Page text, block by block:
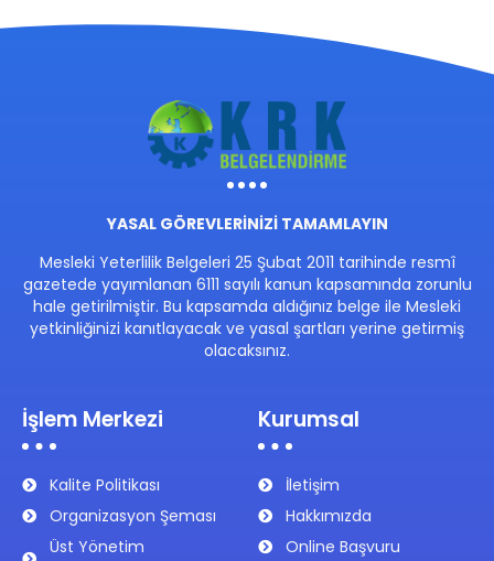
YASAL GÖREVLERİNİZİ TAMAMLAYIN
Mesleki Yeterlilik Belgeleri 25 Şubat 2011 tarihinde resmî
gazetede yayımlanan 6111 sayılı kanun kapsamında zorunlu
hale getirilmiştir. Bu kapsamda aldığınız belge ile Mesleki
yetkinliğinizi kanıtlayacak ve yasal şartları yerine getirmiş
olacaksınız.
İşlem Merkezi
Kalite Politikası
Organizasyon Şeması
Üst Yönetim
Kurumsal
İletişim
Hakkımızda
Online Başvuru